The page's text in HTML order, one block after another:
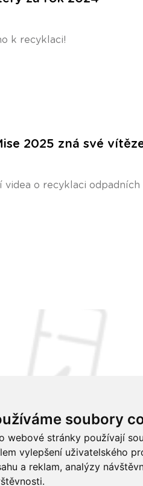
soubory
webové stránky používají
vylepšení uživatelského
a reklam, analýzy
k recyklaci!
2025 zná své
videa o recyklaci